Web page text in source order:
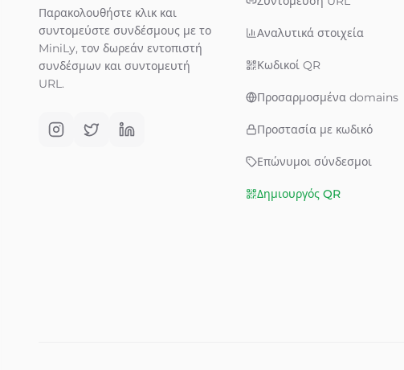
Παρακολουθήστε κλικ και
συντομεύστε συνδέσμους με το
MiniLy, τον δωρεάν εντοπιστή
συνδέσμων και συντομευτή
URL.
Αναλυτικά στοιχεία
Κωδικοί QR
Προσαρμοσμένα domains
Προστασία με κωδικό
Επώνυμοι σύνδεσμοι
Δημιουργός QR